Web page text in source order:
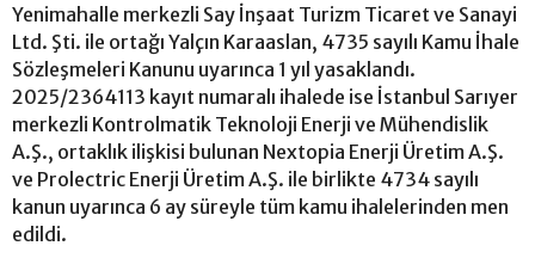
Yenimahalle merkezli Say İnşaat Turizm Ticaret ve Sanayi
Ltd. Şti. ile ortağı Yalçın Karaaslan, 4735 sayılı Kamu İhale
Sözleşmeleri Kanunu uyarınca 1 yıl yasaklandı.
2025/2364113 kayıt numaralı ihalede ise İstanbul Sarıyer
merkezli Kontrolmatik Teknoloji Enerji ve Mühendislik
A.Ş., ortaklık ilişkisi bulunan Nextopia Enerji Üretim A.Ş.
ve Prolectric Enerji Üretim A.Ş. ile birlikte 4734 sayılı
kanun uyarınca 6 ay süreyle tüm kamu ihalelerinden men
edildi.